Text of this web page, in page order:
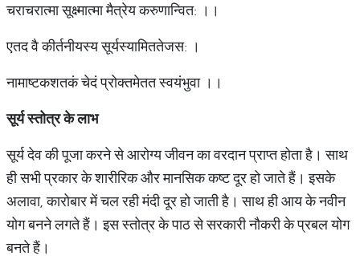
चराचरात्मा सूक्ष्मात्मा मैत्रेय करुणान्वित: ।।
एतद वै कीर्तनीयस्य सूर्यस्यामिततेजस: ।
नामाष्टकशतकं चेदं प्रोक्तमेतत स्वयंभुवा ।।
सूर्य स्तोत्र के लाभ
सूर्य देव की पूजा करने से आरोग्य जीवन का वरदान प्राप्त होता है। साथ
ही सभी प्रकार के शारीरिक और मानसिक कष्ट दूर हो जाते हैं। इसके
अलावा, कारोबार में चल रही मंदी दूर हो जाती है। साथ ही आय के नवीन
योग बनने लगते हैं। इस स्तोत्र के पाठ से सरकारी नौकरी के प्रबल योग
बनते हैं।